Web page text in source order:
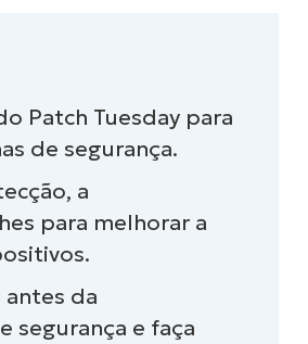
importante
do Windows?
Patch Tuesday para
de segurança.
a
para melhorar a
antes da
segurança e faça